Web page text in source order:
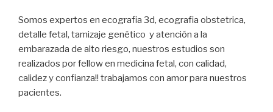
Somos expertos en ecografia 3d, ecografia obstetrica,
detalle fetal, tamizaje genético y atención a la
embarazada de alto riesgo, nuestros estudios son
realizados por fellow en medicina fetal, con calidad,
calidez y confianza!! trabajamos con amor para nuestros
pacientes.